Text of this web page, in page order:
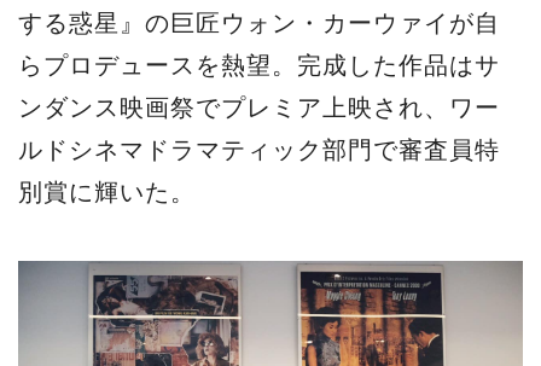
する惑星』の巨匠ウォン・カーウァイが自
らプロデュースを熱望。完成した作品はサ
ンダンス映画祭でプレミア上映され、ワー
ルドシネマドラマティック部門で審査員特
別賞に輝いた。